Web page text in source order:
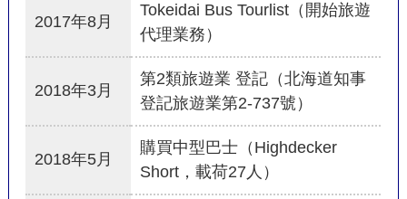
2017年8月
Tokeidai Bus Tourlist（開始旅遊
代理業務）
2018年3月
第2類旅遊業 登記（北海道知事
登記旅遊業第2-737號）
2018年5月
購買中型巴士（Highdecker
Short，載荷27人）